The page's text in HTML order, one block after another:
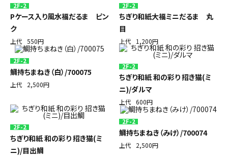
2F-2
Pケース入り風水福だるま ピン
ク
上代 550円
2F-2
ちぎり和紙大福ミニだるま 丸
目
上代 1,200円
2F-2
鯛持ちまねき（白）/700075
上代 2,500円
2F-2
ちぎり和紙 和の彩り 招き猫(ミ
ニ)/ダルマ
上代 600円
2F-2
ちぎり和紙 和の彩り 招き猫(ミ
ニ)/目出鯛
2F-2
鯛持ちまねき（みけ）/700074
上代 2,500円